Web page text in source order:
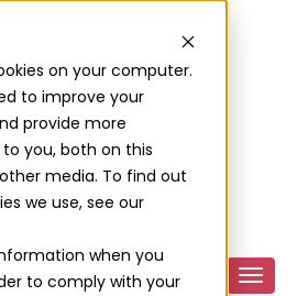
on your computer.
to improve your
provide more
you, both on this
media. To find out
we use, see our
when you
to comply with your